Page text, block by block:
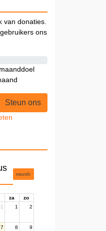
van donaties.
ons
Steun ons
month
za
zo
1 2
7 8 9